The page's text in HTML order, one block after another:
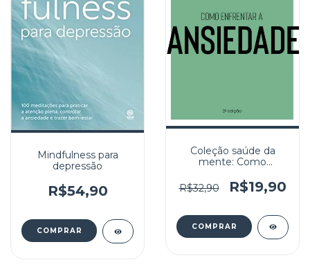
Mindfulness para
depressão
R$54,90
Coleção saúde da
mente: Como
R$32,90
R$19,90